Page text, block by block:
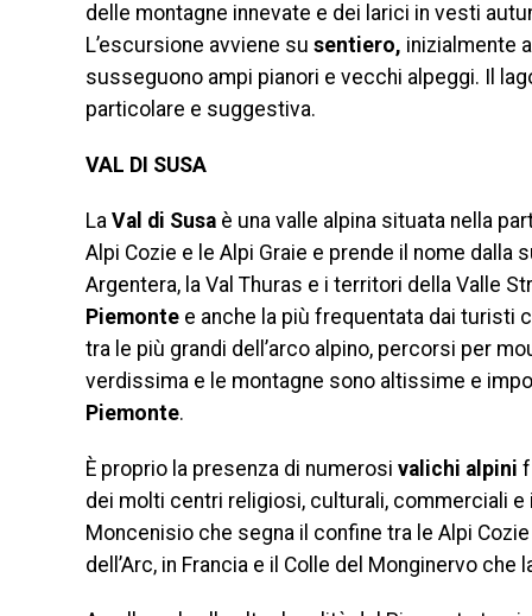
delle montagne innevate e dei larici in vesti
L’escursione avviene su sentiero, inizialmente
susseguono ampi pianori e vecchi alpeggi. Il
particolare e suggestiva.
VAL DI SUSA
La Val di Susa è una valle alpina situata nella
Alpi Cozie e le Alpi Graie e prende il nome dalla
Argentera, la Val Thuras e i territori della Valle
Piemonte e anche la più frequentata dai turisti
tra le più grandi dell’arco alpino, percorsi per
verdissima e le montagne sono altissime e
Piemonte.
È proprio la presenza di numerosi valichi alpini
dei molti centri religiosi, culturali, commerciali
Moncenisio che segna il confine tra le Alpi
dell’Arc, in Francia e il Colle del Monginervo